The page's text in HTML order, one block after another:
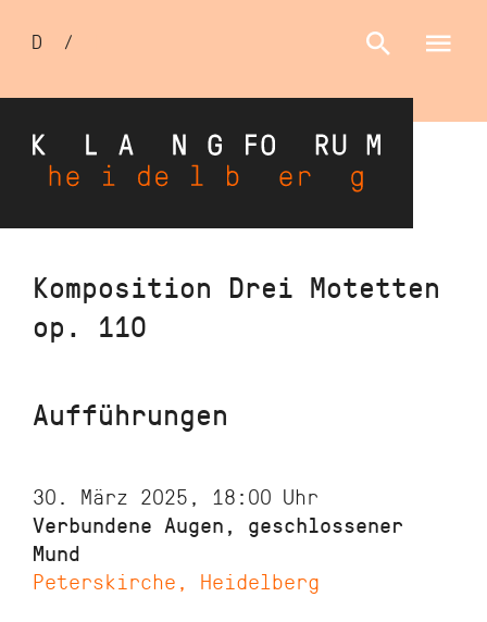
Direkt
Inhalt
Sprachumschalter
D /
Komposition Drei Motetten
op. 110
Aufführungen
30. März 2025, 18:00 Uhr
Verbundene Augen, geschlossener
Mund
Peterskirche, Heidelberg